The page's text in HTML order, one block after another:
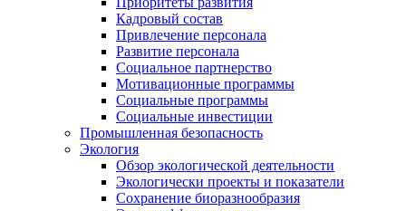
Кадровый состав
Привлечение персонала
Развитие персонала
Социальное партнерство
Мотивационные программы
Социальные программы
Социальные инвестиции
Промышленная безопасность
Экология
Обзор экологической деятельности
Экологически проекты и показатели
Сохранение биоразнообразия